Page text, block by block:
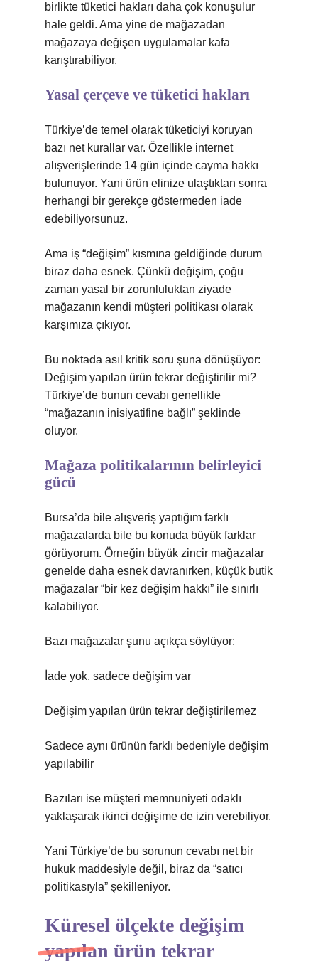
birlikte tüketici hakları daha çok konuşulur
hale geldi. Ama yine de mağazadan
mağazaya değişen uygulamalar kafa
karıştırabiliyor.
Yasal çerçeve ve tüketici hakları
Türkiye’de temel olarak tüketiciyi koruyan
bazı net kurallar var. Özellikle internet
alışverişlerinde 14 gün içinde cayma hakkı
bulunuyor. Yani ürün elinize ulaştıktan sonra
herhangi bir gerekçe göstermeden iade
edebiliyorsunuz.
Ama iş “değişim” kısmına geldiğinde durum
biraz daha esnek. Çünkü değişim, çoğu
zaman yasal bir zorunluluktan ziyade
mağazanın kendi müşteri politikası olarak
karşımıza çıkıyor.
Bu noktada asıl kritik soru şuna dönüşüyor:
Değişim yapılan ürün tekrar değiştirilir mi?
Türkiye’de bunun cevabı genellikle
“mağazanın inisiyatifine bağlı” şeklinde
oluyor.
Mağaza politikalarının belirleyici
gücü
Bursa’da bile alışveriş yaptığım farklı
mağazalarda bile bu konuda büyük farklar
görüyorum. Örneğin büyük zincir mağazalar
genelde daha esnek davranırken, küçük butik
mağazalar “bir kez değişim hakkı” ile sınırlı
kalabiliyor.
Bazı mağazalar şunu açıkça söylüyor:
İade yok, sadece değişim var
Değişim yapılan ürün tekrar değiştirilemez
Sadece aynı ürünün farklı bedeniyle değişim
yapılabilir
Bazıları ise müşteri memnuniyeti odaklı
yaklaşarak ikinci değişime de izin verebiliyor.
Yani Türkiye’de bu sorunun cevabı net bir
hukuk maddesiyle değil, biraz da “satıcı
politikasıyla” şekilleniyor.
Küresel ölçekte değişim
yapılan ürün tekrar